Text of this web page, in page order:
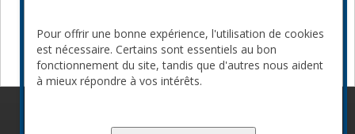
Pour offrir une bonne expérience, l'utilisation de cookies
est nécessaire. Certains sont essentiels au bon
fonctionnement du site, tandis que d'autres nous aident
à mieux répondre à vos intérêts.